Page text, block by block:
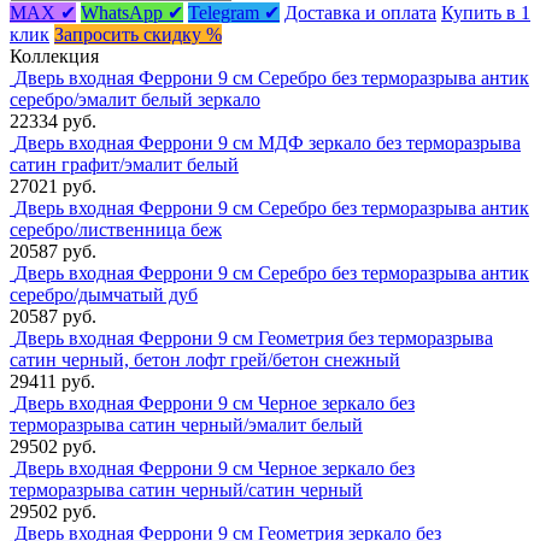
MAX ✔ WhatsApp ✔ Telegram ✔ Доставка и оплата Купить в 1
клик Запросить скидку %
Коллекция
Дверь входная Феррони 9 см Серебро без терморазрыва антик
серебро/эмалит белый зеркало
22334 руб.
Дверь входная Феррони 9 см МДФ зеркало без терморазрыва
сатин графит/эмалит белый
27021 руб.
Дверь входная Феррони 9 см Серебро без терморазрыва антик
серебро/лиственница беж
20587 руб.
Дверь входная Феррони 9 см Серебро без терморазрыва антик
серебро/дымчатый дуб
20587 руб.
Дверь входная Феррони 9 см Геометрия без терморазрыва
сатин черный, бетон лофт грей/бетон снежный
29411 руб.
Дверь входная Феррони 9 см Черное зеркало без
терморазрыва сатин черный/эмалит белый
29502 руб.
Дверь входная Феррони 9 см Черное зеркало без
терморазрыва сатин черный/сатин черный
29502 руб.
Дверь входная Феррони 9 см Геометрия зеркало без